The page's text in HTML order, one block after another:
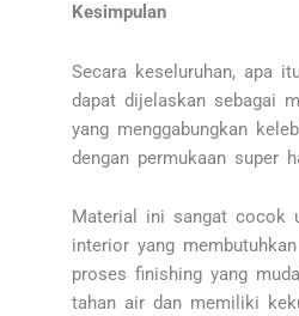
Kesimpulan
Secara keseluruhan, apa
dapat dijelaskan sebagai
yang menggabungkan
dengan permukaan super
Material ini sangat cocok
interior yang
proses finishing yang
tahan air dan memiliki